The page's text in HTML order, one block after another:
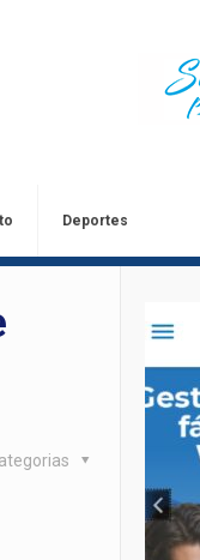
Deportes